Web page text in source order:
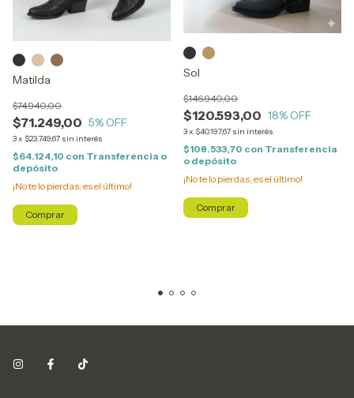
Matilda
$71.249,00
$74.940,00
5% OFF
3x $23.749,67 sin interés
$64.124,10 con Transferencia o
depósito
¡No te lo pierdas, es el último!
Comprar
Sol
$120.593,00
$146.940,00
18% OFF
3x $40.197,67 sin interés
$108.533,70 con Transferencia
o depósito
¡No te lo pierdas, es el último!
Comprar